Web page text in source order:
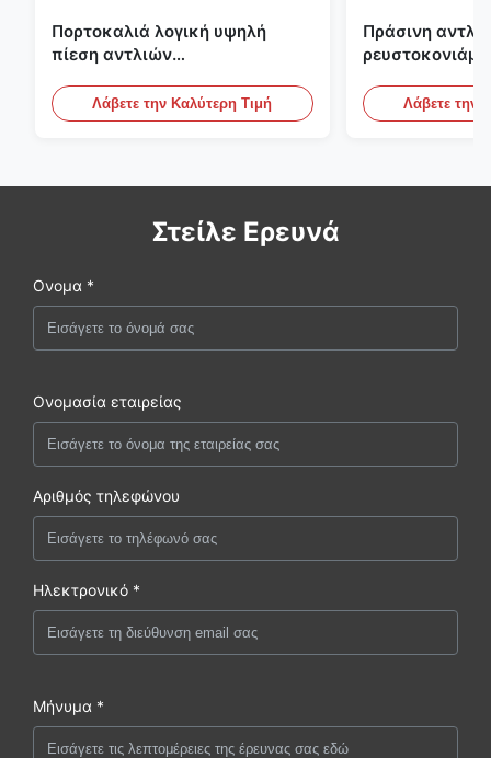
Πορτοκαλιά λογική υψηλή
πίεση αντλιών
του ISO που εμποτίζει την
αντλία
Λάβετε την Καλύτερη Τιμή
Πράσινη
πατωμάτων
Λάβετε την
Στείλε Ερευνά
Ονομα *
Ονομασία εταιρείας
Αριθμός τηλεφώνου
Ηλεκτρονικό *
Μήνυμα *